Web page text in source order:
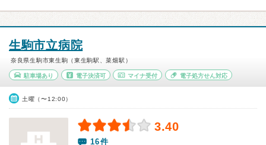
生駒市立病院
奈良県生駒市東生駒（東生駒駅、菜畑駅）
駐車場あり 電子決済可 マイナ受付 電子処方せん対応
土曜（〜12:00）
3.40
16件